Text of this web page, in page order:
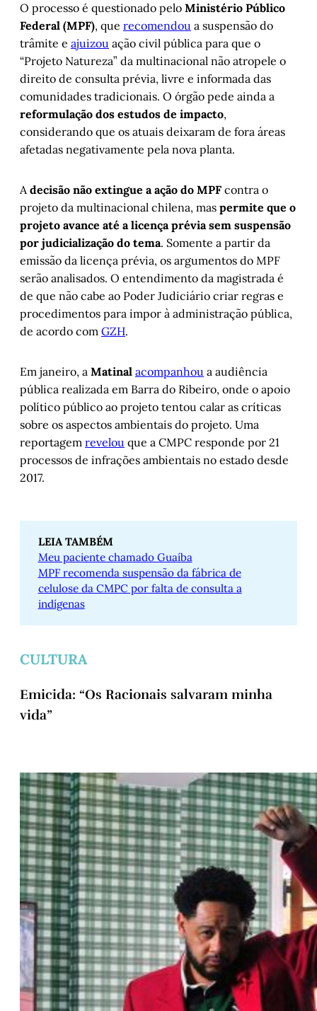
O processo é questionado pelo Ministério Público
Federal (MPF), que recomendou a suspensão do
trâmite e ajuizou ação civil pública para que o
“Projeto Natureza” da multinacional não atropele o
direito de consulta prévia, livre e informada das
comunidades tradicionais. O órgão pede ainda a
reformulação dos estudos de impacto,
considerando que os atuais deixaram de fora áreas
afetadas negativamente pela nova planta.
Adecisão não extingue a ação do MPF contra o
projeto da multinacional chilena, mas permite que o
projeto avance até a licença prévia sem suspensão
por judicialização do tema. Somente a partir da
emissão da licença prévia, os argumentos do MPF
serão analisados. O entendimento da magistrada é
de que não cabe ao Poder Judiciário criar regras e
procedimentos para impor à administração pública,
de acordo com GZH.
Em janeiro, a Matinal acompanhou a audiência
pública realizada em Barra do Ribeiro, onde o apoio
político público ao projeto tentou calar as críticas
sobre os aspectos ambientais do projeto. Uma
reportagem revelou que a CMPC responde por 21
processos de infrações ambientais no estado desde
2017.
LEIA TAMBÉM
Meu paciente chamado Guaíba
MPF recomenda suspensão da fábrica de
celulose da CMPC por falta de consulta a
indígenas
CULTURA
Emicida: “Os Racionais salvaram minha
vida”